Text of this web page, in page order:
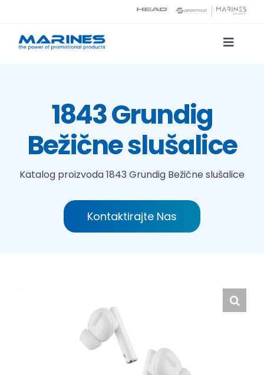
content
Toggle
Tehnologije tiska
O nama
1843 Grundig
Bežične slušalice
Katalog proizvoda1843 Grundig Bežične slušalice
Kontaktirajte Nas